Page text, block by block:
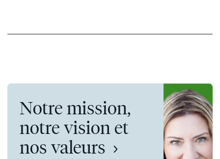
Notre mission,
notre vision et
nos valeurs